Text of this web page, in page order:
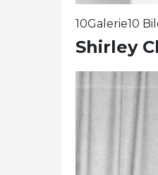
10Galerie10
Shirley